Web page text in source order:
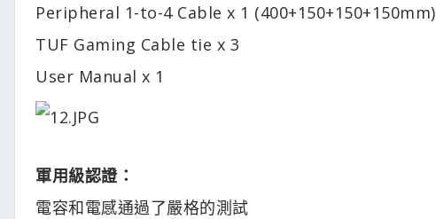
Peripheral 1-to-4 Cable x 1 (400+150+150+150mm)
TUF Gaming Cable tie x 3
User Manual x 1
軍用級認證：
電容和電感通過了嚴格的測試